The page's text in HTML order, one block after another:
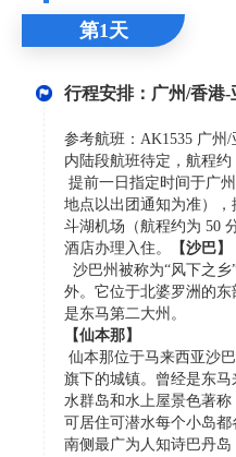
第1天
行程安排：广州/香港
参考航班：AK1535 广州/
内陆段航班待定，航程约
提前一日指定时间于广
地点以出团通知为准）
斗湖机场（航程约为 50
酒店办理入住。
【沙巴】
沙巴州被称为“风下之
外。它位于北婆罗洲的东
是东马第二大州。
【仙本那】
仙本那位于马来西亚沙
旗下的城镇。曾经是东
水群岛和水上屋景色著
可居住可潜水每个小岛
南侧最广为人知诗巴丹